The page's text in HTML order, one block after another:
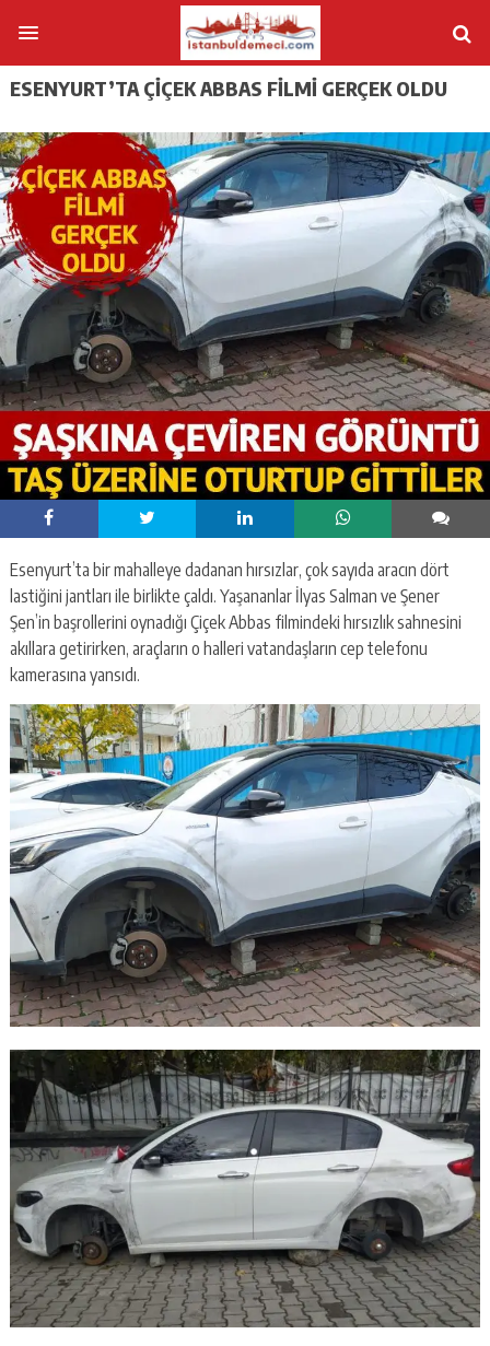
ESENYURT’TA ÇIÇEK ABBAS FILMI GERÇEK OLDU
Esenyurt’ta bir mahalleye dadanan hırsızlar, çok sayıda aracın dört
lastiğini jantları ile birlikte çaldı. Yaşananlar İlyas Salman ve Şener
Şen’in başrollerini oynadığı Çiçek Abbas filmindeki hırsızlık sahnesini
akıllara getirirken, araçların o halleri vatandaşların cep telefonu
kamerasına yansıdı.